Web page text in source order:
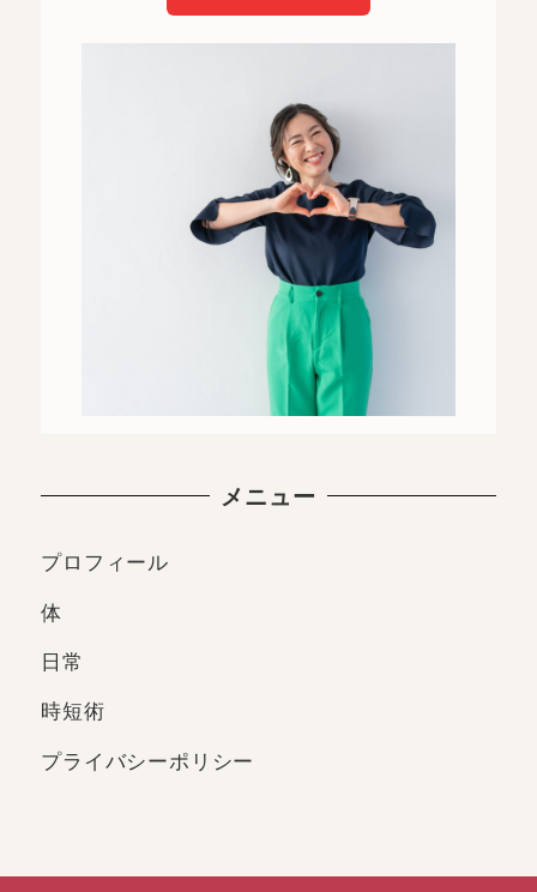
メニュー
プロフィール
体
日常
時短術
プライバシーポリシー